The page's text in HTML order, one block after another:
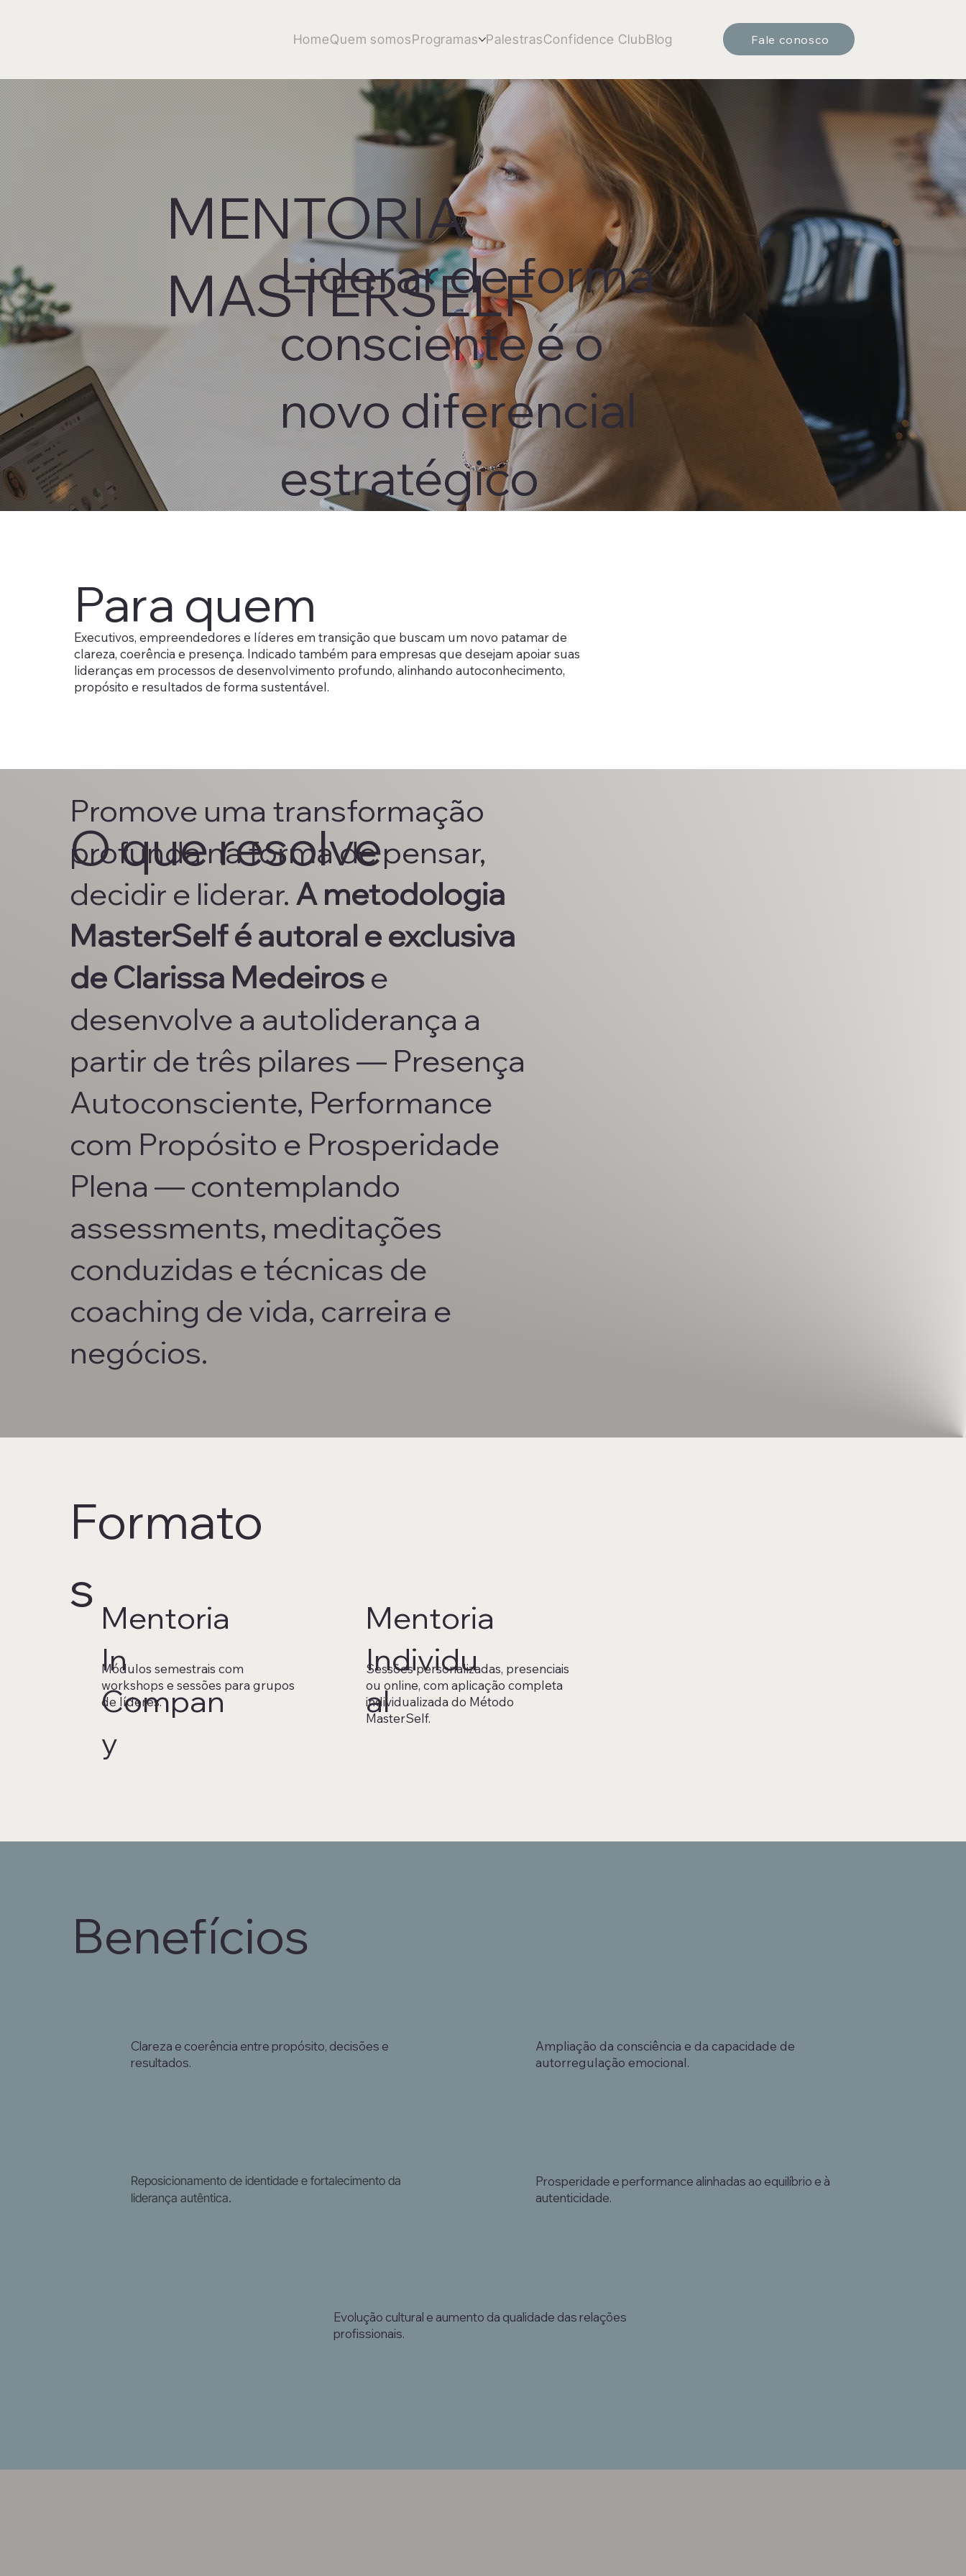
HomeQuem somosProgramas PalestrasConfidence ClubBlog Fale conosco
MENTORIA
MASTERSELF
Liderar de forma
consciente é o
novo diferencial
estratégico
Para quem
Executivos, empreendedores e líderes em transição que buscam um novo patamar de
clareza, coerência e presença. Indicado também para empresas que desejam apoiar suas
lideranças em processos de desenvolvimento profundo, alinhando autoconhecimento,
propósito e resultados de forma sustentável.
O que resolve
Promove uma transformação
profunda na forma de pensar,
decidir e liderar. A metodologia
MasterSelf é autoral e exclusiva
de Clarissa Medeirose
desenvolve a autoliderança a
partir de três pilares — Presença
Autoconsciente, Performance
com Propósito e Prosperidade
Plena — contemplando
assessments, meditações
conduzidas e técnicas de
coaching de vida, carreira e
negócios.
Formato
s Mentoria
In
Compan
y
Módulos semestrais com
workshops e sessões para grupos
de líderes.
Mentoria
Individu
al
Sessões personalizadas, presenciais
ou online, com aplicação completa
individualizada do Método
MasterSelf.
Benefícios
Clareza e coerência entre propósito, decisões e
resultados.
Ampliação da consciência e da capacidade de
autorregulação emocional.
Reposicionamento de identidade e fortalecimento da
liderança autêntica.
Prosperidade e performance alinhadas ao equilíbrio e à
autenticidade.
Evolução cultural e aumento da qualidade das relações
profissionais.